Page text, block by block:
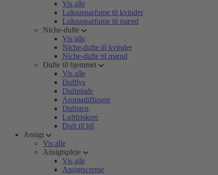
Vis alle
Luksusparfume til kvinder
Luksusparfume til mænd
Niche-dufte
Vis alle
Niche-dufte til kvinder
Niche-dufte til mænd
Dufte til hjemmet
Vis alle
Duftlys
Duftpinde
Aromadiffusere
Duftsten
Luftfriskere
Duft til bil
Ansigt
Vis alle
Ansigtspleje
Vis alle
Ansigtscreme